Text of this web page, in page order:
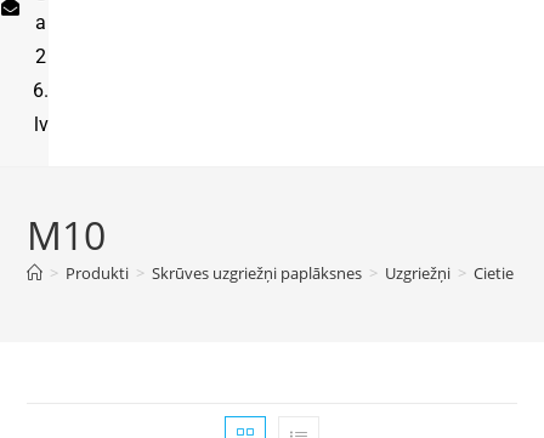
a
2
6.
lv
M10
> Produkti > Skrūves uzgriežņi paplāksnes > Uzgriežņi > Cietie